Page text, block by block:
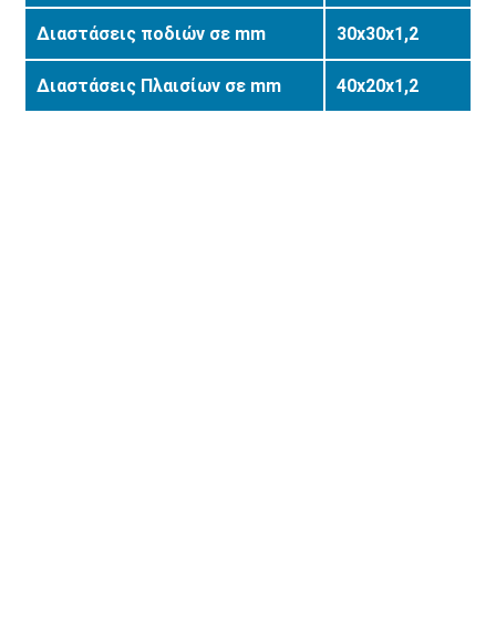
Διαστάσεις ποδιών σε mm 30x30x1,2
Διαστάσεις Πλαισίων σε mm 40x20x1,2